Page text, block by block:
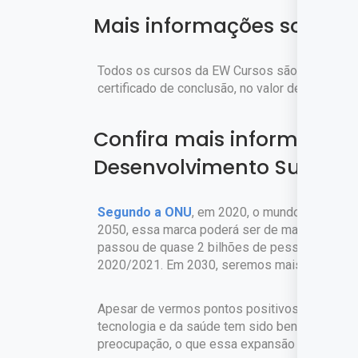
Mais informações sobre o
Todos os cursos da EW Cursos são gratuitos.
certificado de conclusão, no valor de
Confira mais informações
Desenvolvimento
Segundo a ONU, em 2020, o mundo bateu a
2050, essa marca poderá ser de mais de 10
passou de quase 2 bilhões de pessoas nas
2020/2021. Em 2030, seremos mais de 8 bi e
Apesar de vermos pontos positivos neste
tecnologia e da saúde tem sido benéfico para
preocupação, o que essa expansão